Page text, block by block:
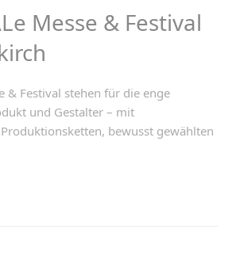
Messe & Festival
& Festival stehen für die enge
und Gestalter – mit
bewusst gewählten